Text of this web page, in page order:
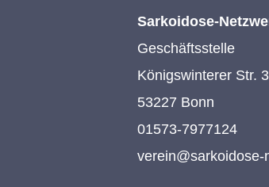
Sarkoidose-
Geschäftsstelle
Königswinterer Str.
53227 Bonn
01573-7977124
verein@sarkoidose-